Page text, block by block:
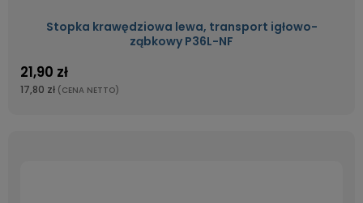
Stopka krawędziowa lewa, transport igłowo-
ząbkowy P36L-NF
21,90 zł
17,80 zł (CENA NETTO)